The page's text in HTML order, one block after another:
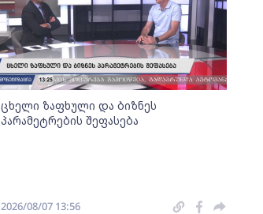
ცხელი ზაფხული და ბიზნეს
პარამეტრების შეფასება
2026/08/07 13:56